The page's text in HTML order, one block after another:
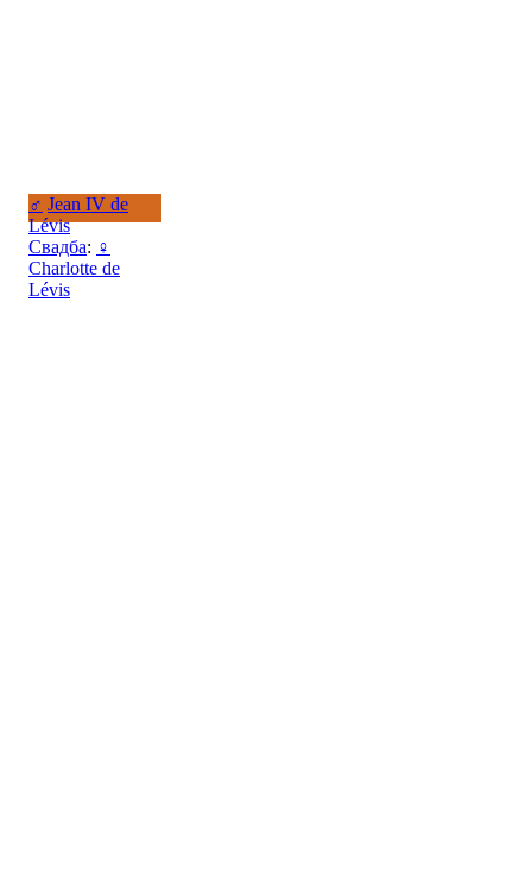
♂ Jean IV de
Lévis
Свадба: ♀
Charlotte de
Lévis